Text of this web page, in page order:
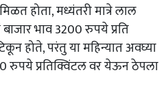
होता, मध्यंतरी मात्रे लाल
भाव 3200 रुपये प्रति
होते, परंतु या महिन्यात अवघ्या
रुपये प्रतिक्विंटल वर येऊन ठेपला